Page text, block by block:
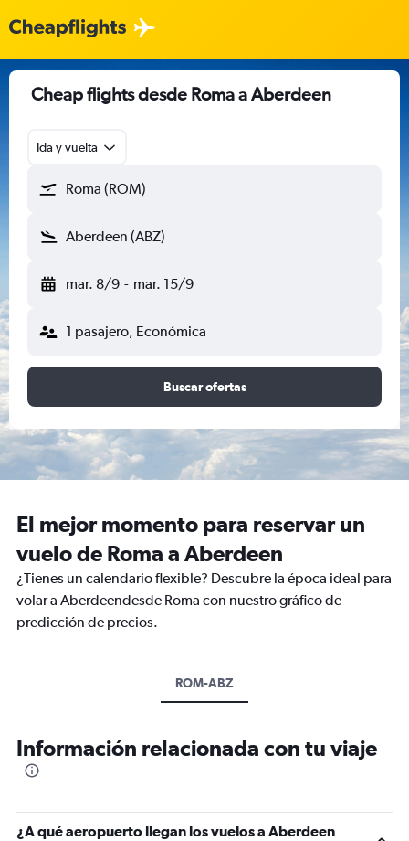
Cheap flights desde Roma a Aberdeen
Ida y vuelta
Roma (ROM)
Aberdeen (ABZ)
mar. 8/9 - mar. 15/9
1 pasajero, Económica
Buscar ofertas
El mejor momento para reservar un
vuelo de Roma a Aberdeen
¿Tienes un calendario flexible? Descubre la época ideal para
volar a Aberdeendesde Roma con nuestro gráfico de
predicción de precios.
ROM-ABZ
Información relacionada con tu viaje
¿A qué aeropuerto llegan los vuelos a Aberdeen